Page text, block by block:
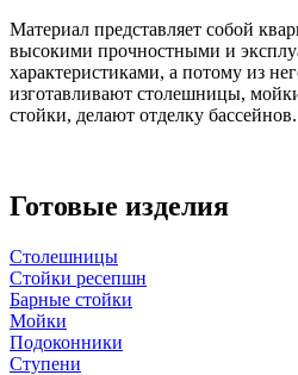
Материал представляет собой
высокими прочностными и
характеристиками, а потому из
изготавливают столешницы,
стойки, делают отделку бассейнов.
Готовые изделия
Столешницы
Стойки ресепшн
Барные стойки
Мойки
Подоконники
Ступени